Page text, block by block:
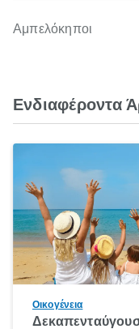
Αμπελόκηποι
Ενδιαφέροντα
Οικογένεια